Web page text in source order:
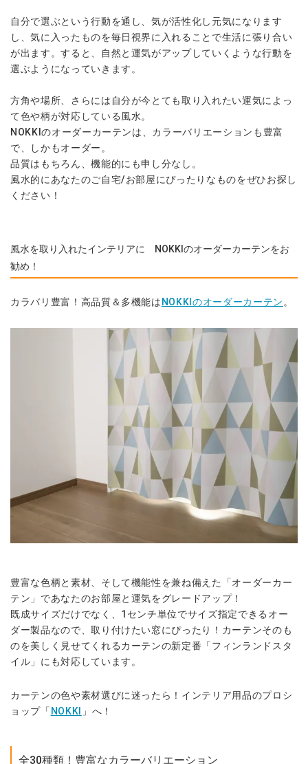
自分で選ぶという行動を通し、気が活性化し元気になります
し、気に入ったものを毎日視界に入れることで生活に張り合い
が出ます。すると、自然と運気がアップしていくような行動を
選ぶようになっていきます。
方角や場所、さらには自分が今とても取り入れたい運気によっ
て色や柄が対応している風水。
NOKKIのオーダーカーテンは、カラーバリエーションも豊富
で、しかもオーダー。
品質はもちろん、機能的にも申し分なし。
風水的にあなたのご自宅/お部屋にぴったりなものをぜひお探し
ください！
風水を取り入れたインテリアに NOKKIのオーダーカーテンをお
勧め！
カラバリ豊富！高品質＆多機能は NOKKIのオーダーカーテン 。
豊富な色柄と素材、そして機能性を兼ね備えた「オーダーカー
テン」であなたのお部屋と運気をグレードアップ！
既成サイズだけでなく、1センチ単位でサイズ指定できるオー
ダー製品なので、取り付けたい窓にぴったり！カーテンそのも
のを美しく見せてくれるカーテンの新定番「フィンランドスタ
イル」にも対応しています。
カーテンの色や素材選びに迷ったら！インテリア用品のプロシ
ョップ「 NOKKI 」へ！
全30種類！豊富なカラーバリエーション